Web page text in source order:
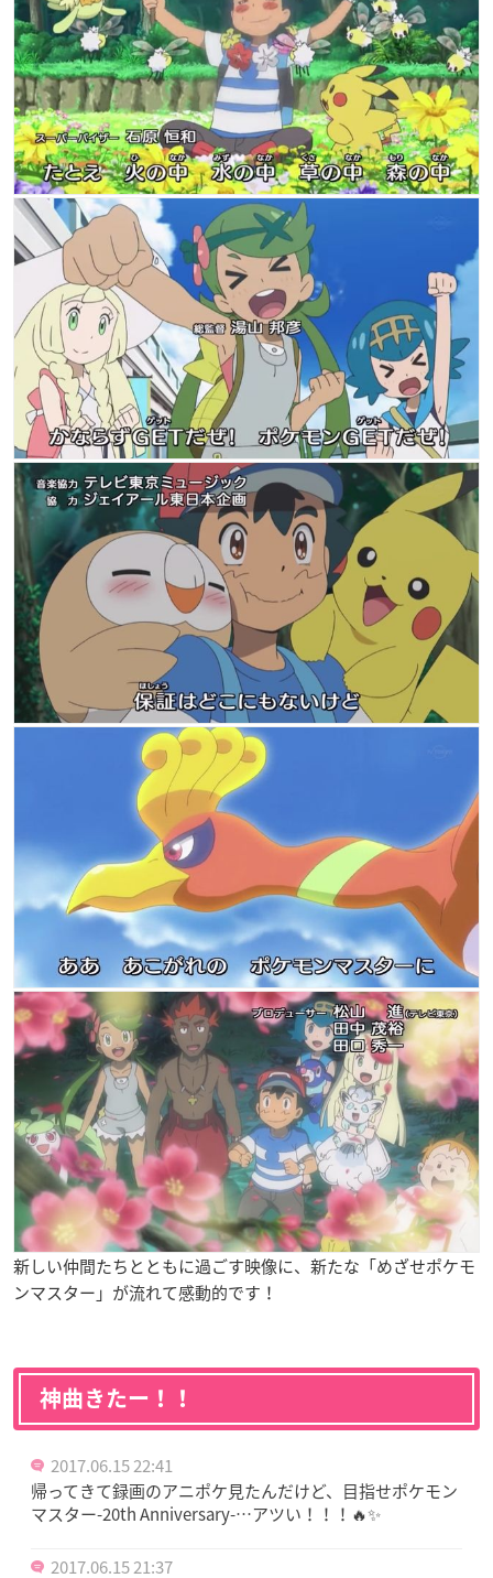
新しい仲間たちとともに過ごす映像に、新たな「めざせポケモ
ンマスター」が流れて感動的です！
神曲きたー！！
2017.06.15 22:41
帰ってきて録画のアニポケ見たんだけど、目指せポケモン
マスター-20th Anniversary-…アツい！！！🔥✨
2017.06.15 21:37